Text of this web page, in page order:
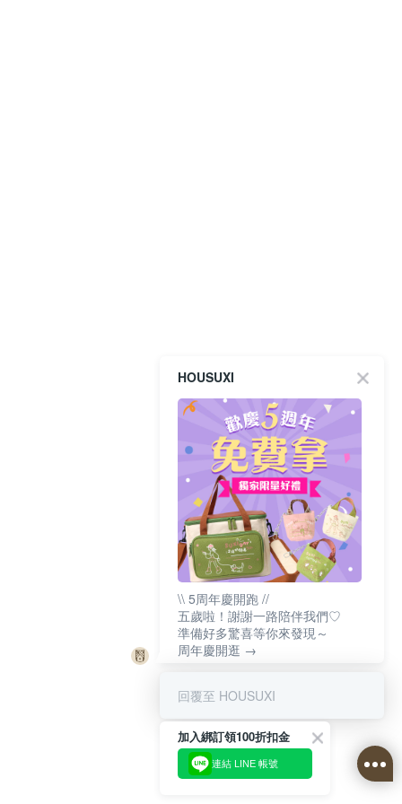
HOUSUXI
\\ 5周年慶開跑 //
五歲啦！謝謝一路陪伴我們♡
準備好多驚喜等你來發現～
周年慶開逛 →
回覆至 HOUSUXI
加入綁訂領100折扣金
連結 LINE 帳號